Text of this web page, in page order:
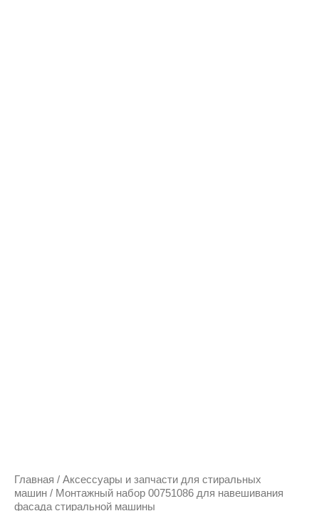
Главная / Аксессуары и запчасти для стиральных
машин / Монтажный набор 00751086 для навешивания
фасада стиральной машины